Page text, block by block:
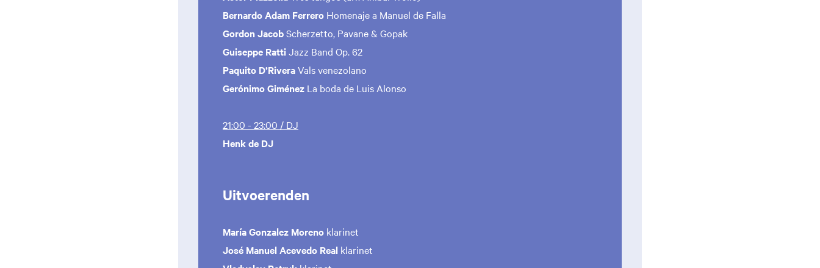
Bernardo Adam Ferrero Homenaje a Manuel de Falla
Gordon JacobScherzetto, Pavane & Gopak
Guiseppe RattiJazz Band Op. 62
Paquito D’RiveraVals venezolano
Gerónimo Giménez La boda de Luis Alonso
21:00 - 23:00 / DJ
Henk de DJ
Uitvoerenden
María Gonzalez Moreno klarinet
José Manuel Acevedo Real klarinet